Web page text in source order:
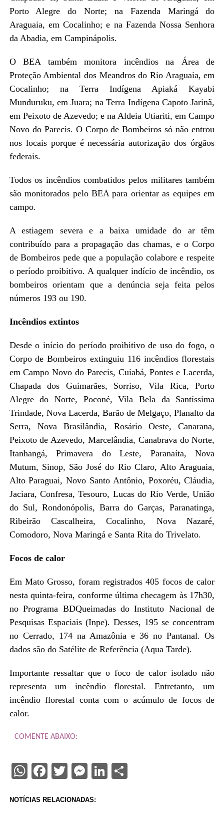
Porto Alegre do Norte; na Fazenda Maringá do
Araguaia, em Cocalinho; e na Fazenda Nossa Senhora
da Abadia, em Campinápolis.
O BEA também monitora incêndios na Área de
Proteção Ambiental dos Meandros do Rio Araguaia, em
Cocalinho; na Terra Indígena Apiaká Kayabi
Munduruku, em Juara; na Terra Indígena Capoto Jarinã,
em Peixoto de Azevedo; e na Aldeia Utiariti, em Campo
Novo do Parecis. O Corpo de Bombeiros só não entrou
nos locais porque é necessária autorização dos órgãos
federais.
Todos os incêndios combatidos pelos militares também
são monitorados pelo BEA para orientar as equipes em
campo.
A estiagem severa e a baixa umidade do ar têm
contribuído para a propagação das chamas, e o Corpo
de Bombeiros pede que a população colabore e respeite
o período proibitivo. A qualquer indício de incêndio, os
bombeiros orientam que a denúncia seja feita pelos
números 193 ou 190.
Incêndios extintos
Desde o início do período proibitivo de uso do fogo, o
Corpo de Bombeiros extinguiu 116 incêndios florestais
em Campo Novo do Parecis, Cuiabá, Pontes e Lacerda,
Chapada dos Guimarães, Sorriso, Vila Rica, Porto
Alegre do Norte, Poconé, Vila Bela da Santíssima
Trindade, Nova Lacerda, Barão de Melgaço, Planalto da
Serra, Nova Brasilândia, Rosário Oeste, Canarana,
Peixoto de Azevedo, Marcelândia, Canabrava do Norte,
Itanhangá, Primavera do Leste, Paranaíta, Nova
Mutum, Sinop, São José do Rio Claro, Alto Araguaia,
Alto Paraguai, Novo Santo Antônio, Poxoréu, Cláudia,
Jaciara, Confresa, Tesouro, Lucas do Rio Verde, União
do Sul, Rondonópolis, Barra do Garças, Paranatinga,
Ribeirão Cascalheira, Cocalinho, Nova Nazaré,
Comodoro, Nova Maringá e Santa Rita do Trivelato.
Focos de calor
Em Mato Grosso, foram registrados 405 focos de calor
nesta quinta-feira, conforme última checagem às 17h30,
no Programa BDQueimadas do Instituto Nacional de
Pesquisas Espaciais (Inpe). Desses, 195 se concentram
no Cerrado, 174 na Amazônia e 36 no Pantanal. Os
dados são do Satélite de Referência (Aqua Tarde).
Importante ressaltar que o foco de calor isolado não
representa um incêndio florestal. Entretanto, um
incêndio florestal conta com o acúmulo de focos de
calor.
COMENTE ABAIXO:
WhatsApp
Facebook
Twitter
Messenger
LinkedIn
Share
NOTÍCIAS RELACIONADAS: